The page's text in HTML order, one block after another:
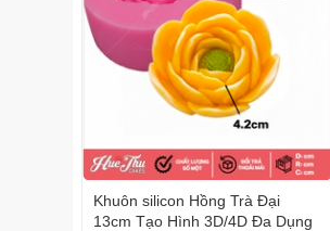
Khuôn silicon Hồng Trà Đại
13cm Tạo Hình 3D/4D Đa Dụng